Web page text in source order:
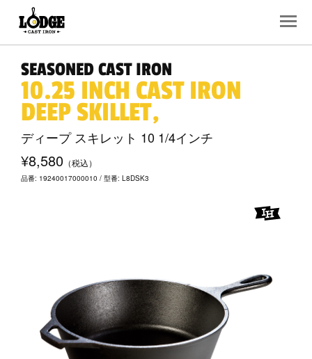
SEASONED CAST IRON
10.25 INCH CAST IRON
DEEP SKILLET,
ディープ スキレット 10 1/4インチ
¥8,580 （税込）
品番: 19240017000010 / 型番: L8DSK3